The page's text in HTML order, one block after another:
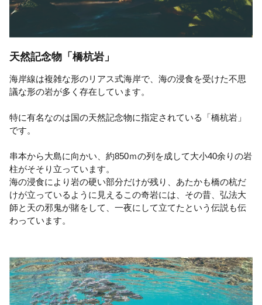
天然記念物「橋杭岩」
海岸線は複雑な形のリアス式海岸で、海の浸食を受けた不思
議な形の岩が多く存在しています。
特に有名なのは国の天然記念物に指定されている「橋杭岩」
です。
串本から大島に向かい、約850ｍの列を成して大小40余りの岩
柱がそそり立っています。
海の浸食により岩の硬い部分だけが残り、あたかも橋の杭だ
けが立っているように見えるこの奇岩には、その昔、弘法大
師と天の邪鬼が賭をして、一夜にして立てたという伝説も伝
わっています。